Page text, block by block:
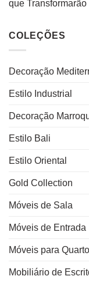
que
COLEÇÕES
Decoração
Estilo Industrial
Decoração
Estilo Bali
Estilo Oriental
Gold Collection
Móveis de Sala
Móveis de Entrada
Móveis para Quarto
Mobiliário de